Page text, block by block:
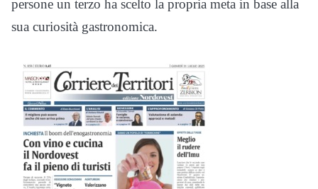
persone un terzo ha scelto la propria meta in base alla
sua curiosità gastronomica.